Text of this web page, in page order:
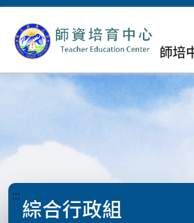
師培
::: 綜合行政組